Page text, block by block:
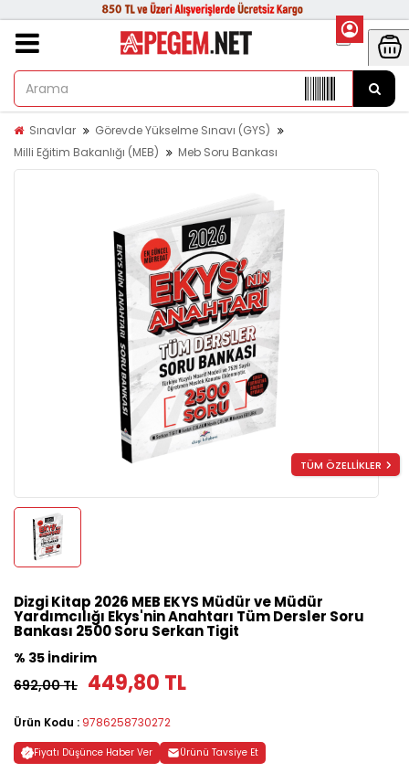
Sınavlar
Görevde Yükselme Sınavı (GYS)
Milli Eğitim Bakanlığı (MEB)
Meb Soru Bankası
TÜM ÖZELLİKLER
Dizgi Kitap 2026 MEB EKYS Müdür ve Müdür
Yardımcılığı Ekys'nin Anahtarı Tüm Dersler Soru
Bankası 2500 Soru Serkan Tigit
% 35 İndirim
692,00 TL 449,80 TL
Ürün Kodu : 9786258730272
Fiyatı Düşünce Haber Ver Ürünü Tavsiye Et